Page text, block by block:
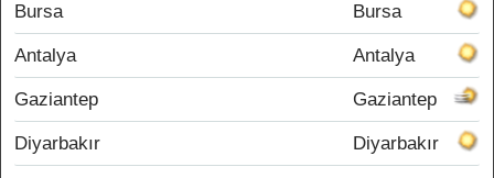
Bursa Bursa
Antalya Antalya
Gaziantep Gaziantep
Diyarbakır Diyarbakır